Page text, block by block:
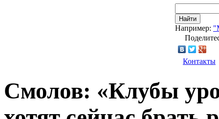
Найти
Например:
Контакты
Смолов: «Клубы